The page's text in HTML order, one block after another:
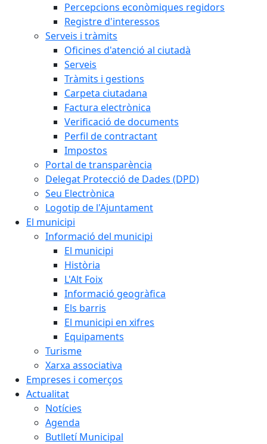
Percepcions econòmiques regidors
Registre d'interessos
Serveis i tràmits
Oficines d'atenció al ciutadà
Serveis
Tràmits i gestions
Carpeta ciutadana
Factura electrònica
Verificació de documents
Perfil de contractant
Impostos
Portal de transparència
Delegat Protecció de Dades (DPD)
Seu Electrònica
Logotip de l'Ajuntament
El municipi
Informació del municipi
El municipi
Història
L'Alt Foix
Informació geogràfica
Els barris
El municipi en xifres
Equipaments
Turisme
Xarxa associativa
Empreses i comerços
Actualitat
Notícies
Agenda
Butlletí Municipal